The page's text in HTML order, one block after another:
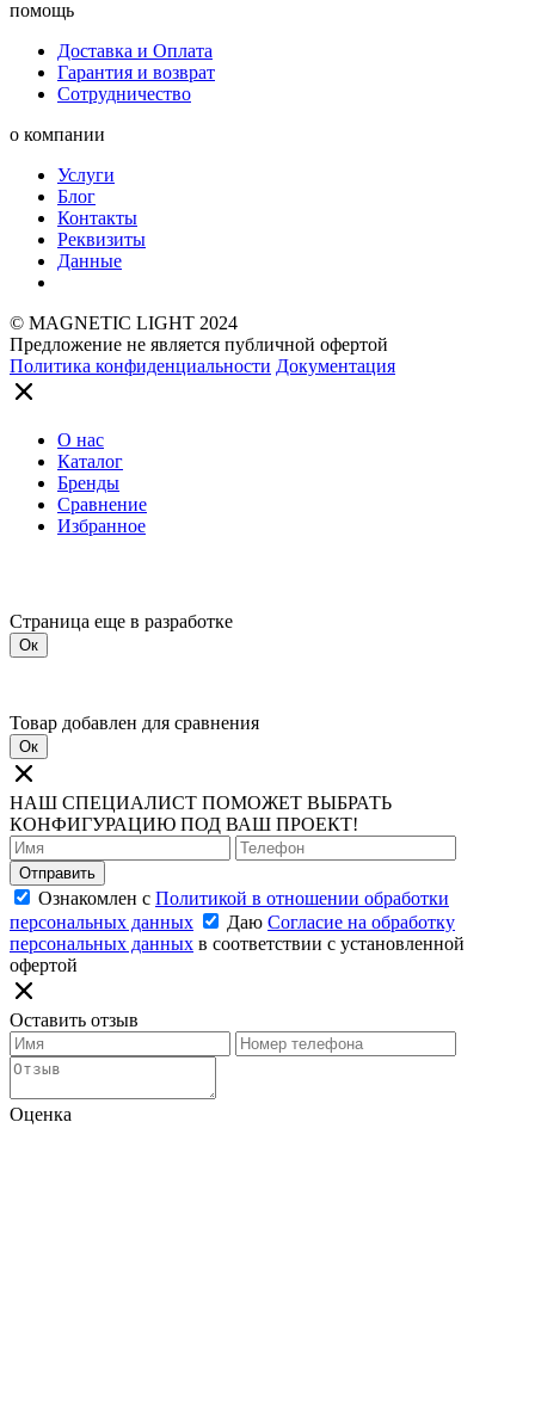
помощь
Доставка и Оплата
Гарантия и возврат
Сотрудничество
о компании
Услуги
Блог
Контакты
Реквизиты
Данные
© MAGNETIC LIGHT 2024
Предложение не является публичной офертой
Политика конфиденциальности Документация
О нас
Каталог
Бренды
Сравнение
Избранное
Страница еще в разработке
Ок
Товар добавлен для сравнения
Ок
НАШ СПЕЦИАЛИСТ ПОМОЖЕТ ВЫБРАТЬ
КОНФИГУРАЦИЮ ПОД ВАШ ПРОЕКТ!
Отправить
Ознакомлен с Политикой в отношении обработки
персональных данных
Даю Согласие на обработку
персональных данных в соответствии с установленной
офертой
Оставить отзыв
Оценка